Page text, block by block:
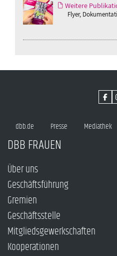
Weitere
Flyer,
dbb.de Presse Mediathek
DBB FRAUEN
Über uns
Geschäftsführung
Gremien
Geschäftsstelle
Mitgliedsgewerkschaften
Kooperationen